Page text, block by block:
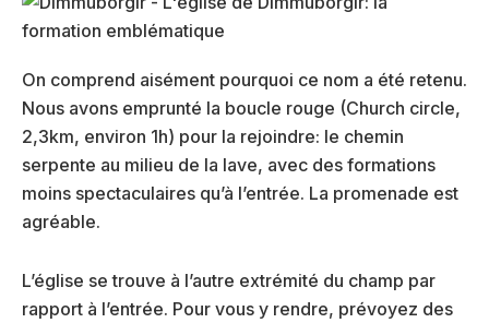
On comprend aisément pourquoi ce nom a été retenu.
Nous avons emprunté la boucle rouge (Church circle,
2,3km, environ 1h) pour la rejoindre: le chemin
serpente au milieu de la lave, avec des formations
moins spectaculaires qu’à l’entrée. La promenade est
agréable.
L’église se trouve à l’autre extrémité du champ par
rapport à l’entrée. Pour vous y rendre, prévoyez des